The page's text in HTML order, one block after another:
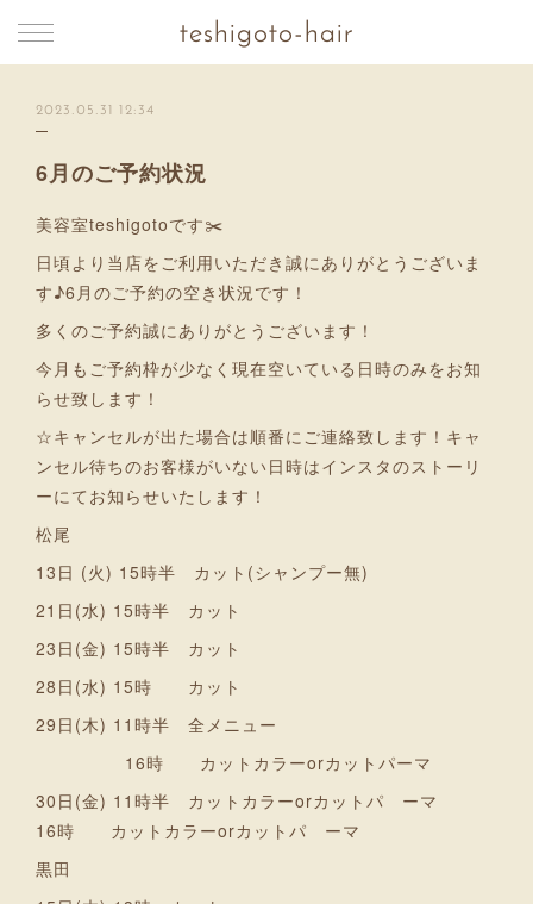
teshigoto-hair
2023.05.31 12:34
6月のご予約状況
美容室teshigotoです✂️
日頃より当店をご利用いただき誠にありがとうございま
す♪6月のご予約の空き状況です！
多くのご予約誠にありがとうございます！
今月もご予約枠が少なく現在空いている日時のみをお知
らせ致します！
☆キャンセルが出た場合は順番にご連絡致します！キャ
ンセル待ちのお客様がいない日時はインスタのストーリ
ーにてお知らせいたします！
松尾
13日 (火) 15時半 カット(シャンプー無)
21日(水) 15時半 カット
23日(金) 15時半 カット
28日(水) 15時 カット
29日(木) 11時半 全メニュー
16時 カットカラーorカットパーマ
30日(金) 11時半 カットカラーorカットパ ーマ
16時 カットカラーorカットパ ーマ
黒田